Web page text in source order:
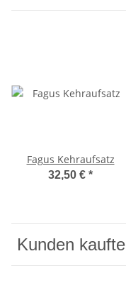
Fagus Kehraufsatz
32,50 € *
Kunden